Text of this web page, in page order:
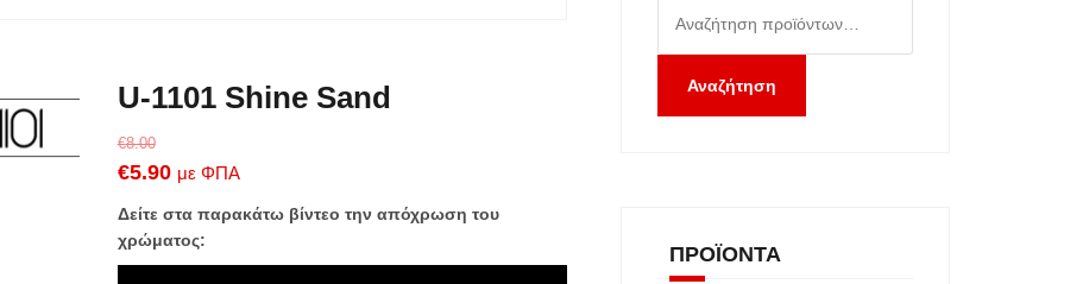
U-1101 Shine Sand
€8.00
Original
price
was:
€8.00.
€5.90Η
τρέχουσα
τιμή
είναι:
με ΦΠΑ
Δείτε στα παρακάτω βίντεο την απόχρωση του
χρώματος:
για:
Αναζήτηση
ΠΡΟΪΌΝΤΑ